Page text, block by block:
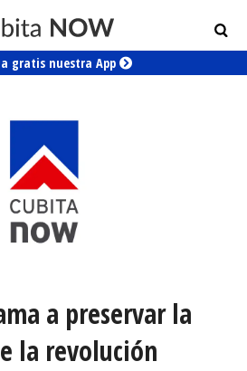
gratis nuestra App
a preservar la
la revolución